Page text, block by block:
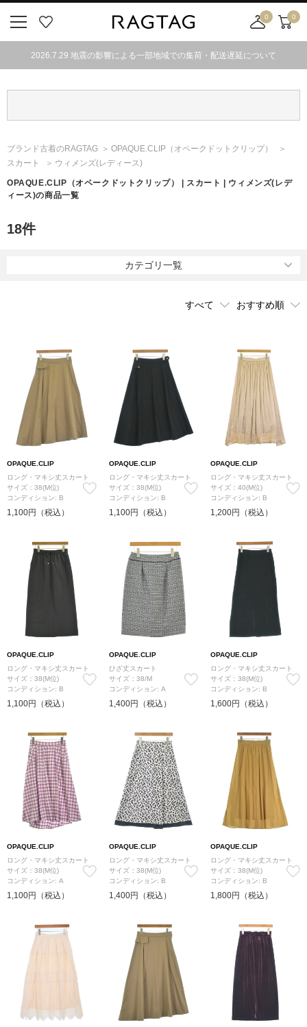
気
0
舗
カ
ト
0
2026.7.29 地震の影響による一部地域での集荷・配送遅延について
ブランド古着のRAGTAG OPAQUE.CLIP （オペークドットクリップ）
スカート
ウィメンズ(レディース)
OPAQUE.CLIP （オペークドットクリップ）
| スカート | ウィメンズ(レデ
ィース)の商品一覧
18件
カテゴリ一覧
OPAQUE.CLIP
ロング・マキシ丈スカート
サイズ：38(M位)
コンディション: B
1,100円（税込）
OPAQUE.CLIP
ロング・マキシ丈スカート
サイズ：38(M位)
コンディション: B
1,100円（税込）
OPAQUE.CLIP
ロング・マキシ丈スカート
サイズ：40(M位)
コンディション: B
1,200円（税込）
OPAQUE.CLIP
ロング・マキシ丈スカート
サイズ：38(M位)
コンディション: B
1,100円（税込）
OPAQUE.CLIP
ひざ丈スカート
サイズ：38/M
コンディション: A
1,400円（税込）
OPAQUE.CLIP
ロング・マキシ丈スカート
サイズ：38(M位)
コンディション: B
1,600円（税込）
OPAQUE.CLIP
ロング・マキシ丈スカート
サイズ：38(M位)
コンディション: A
1,100円（税込）
OPAQUE.CLIP
ロング・マキシ丈スカート
サイズ：38(M位)
コンディション: B
1,400円（税込）
OPAQUE.CLIP
ロング・マキシ丈スカート
サイズ：38(M位)
コンディション: B
1,800円（税込）